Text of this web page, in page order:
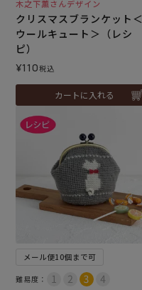
木之下薫さんデザイン
クリスマスブランケット＜
ウールキュート＞（レシ
ピ）
¥110税込
カートに入れる
メール便10個まで可
難易度：